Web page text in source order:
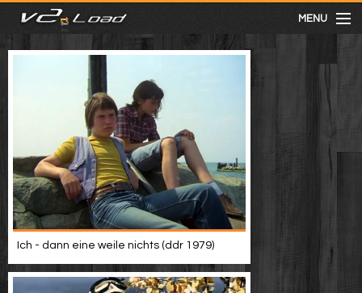
MENU
meist gesehen
kategorien
Menu
mit facebook anmelden
Ich - dann eine weile nichts (ddr 1979)